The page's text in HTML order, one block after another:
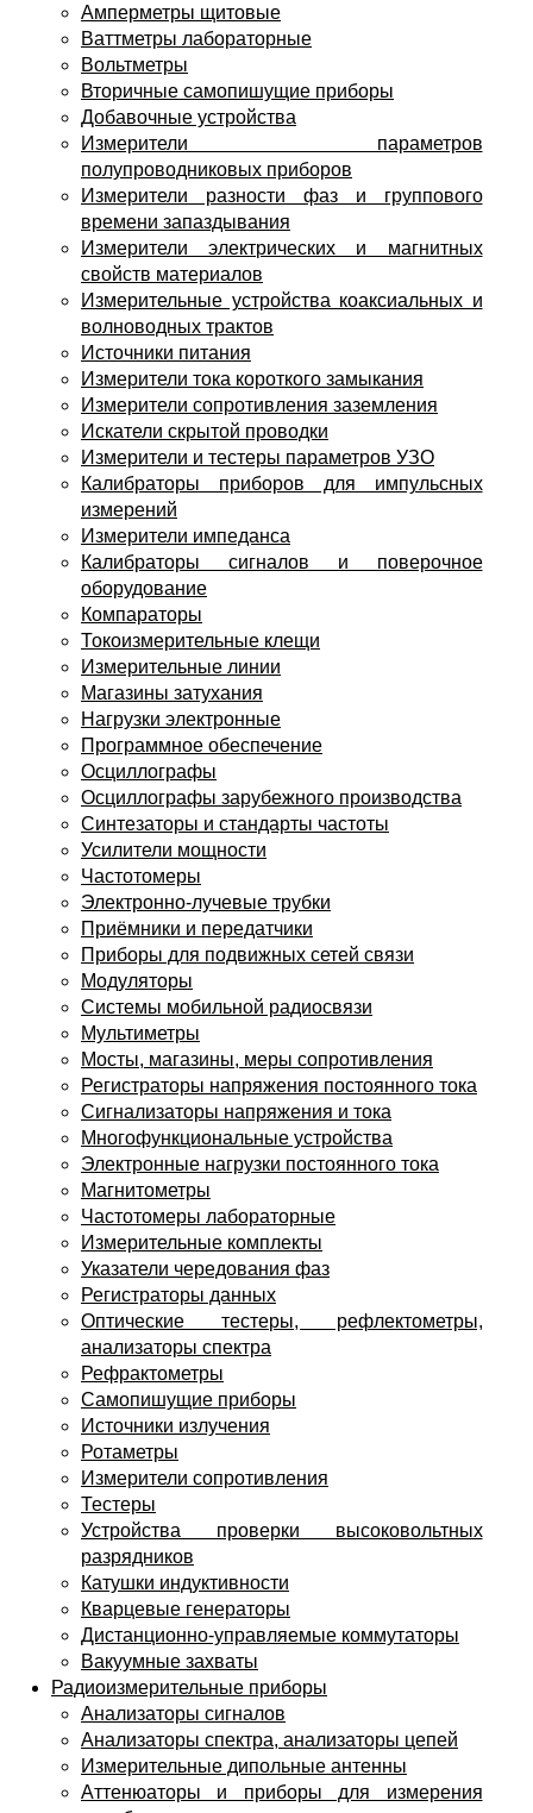
Амперметры щитовые
Ваттметры лабораторные
Вольтметры
Вторичные самопишущие приборы
Добавочные устройства
Измерители параметров
полупроводниковых приборов
Измерители разности фаз и группового
времени запаздывания
Измерители электрических и магнитных
свойств материалов
Измерительные устройства коаксиальных и
волноводных трактов
Источники питания
Измерители тока короткого замыкания
Измерители сопротивления заземления
Искатели скрытой проводки
Измерители и тестеры параметров УЗО
Калибраторы приборов для импульсных
измерений
Измерители импеданса
Калибраторы сигналов и поверочное
оборудование
Компараторы
Токоизмерительные клещи
Измерительные линии
Магазины затухания
Нагрузки электронные
Программное обеспечение
Осциллографы
Осциллографы зарубежного производства
Синтезаторы и стандарты частоты
Усилители мощности
Частотомеры
Электронно-лучевые трубки
Приёмники и передатчики
Приборы для подвижных сетей связи
Модуляторы
Системы мобильной радиосвязи
Мультиметры
Мосты, магазины, меры сопротивления
Регистраторы напряжения постоянного тока
Сигнализаторы напряжения и тока
Многофункциональные устройства
Электронные нагрузки постоянного тока
Магнитометры
Частотомеры лабораторные
Измерительные комплекты
Указатели чередования фаз
Регистраторы данных
Оптические тестеры, рефлектометры,
анализаторы спектра
Рефрактометры
Самопишущие приборы
Источники излучения
Ротаметры
Измерители сопротивления
Тестеры
Устройства проверки высоковольтных
разрядников
Катушки индуктивности
Кварцевые генераторы
Дистанционно-управляемые коммутаторы
Вакуумные захваты
Радиоизмерительные приборы
Анализаторы сигналов
Анализаторы спектра, анализаторы цепей
Измерительные дипольные антенны
Аттенюаторы и приборы для измерения